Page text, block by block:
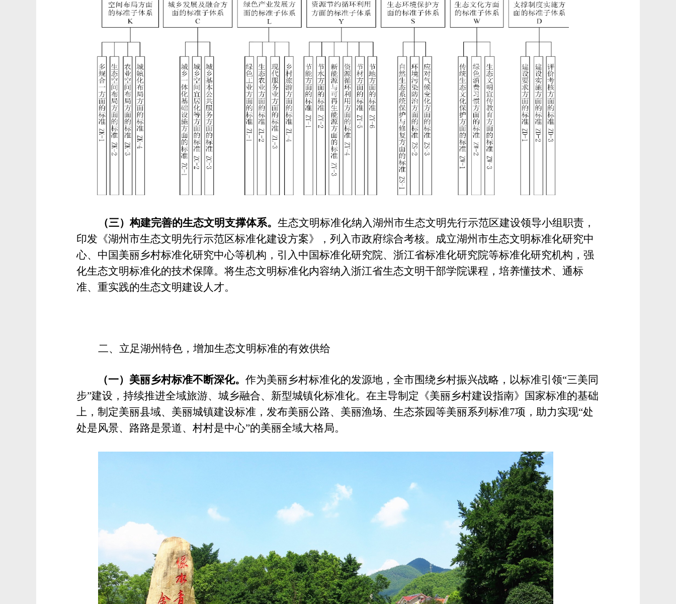
（三）构建完善的生态文明支撑体系。 生态文明标准化纳入湖州市生态文明先行示范区建设领导小组职责，
印发《湖州市生态文明先行示范区标准化建设方案》，列入市政府综合考核。成立湖州市生态文明标准化研究中
心、中国美丽乡村标准化研究中心等机构，引入中国标准化研究院、浙江省标准化研究院等标准化研究机构，强
化生态文明标准化的技术保障。将生态文明标准化内容纳入浙江省生态文明干部学院课程，培养懂技术、通标
准、重实践的生态文明建设人才。
二、立足湖州特色，增加生态文明标准的有效供给
（一）美丽乡村标准不断深化。 作为美丽乡村标准化的发源地，全市围绕乡村振兴战略，以标准引领“三美同
步”建设，持续推进全域旅游、城乡融合、新型城镇化标准化。在主导制定《美丽乡村建设指南》国家标准的基础
上，制定美丽县域、美丽城镇建设标准，发布美丽公路、美丽渔场、生态茶园等美丽系列标准7项，助力实现“处
处是风景、路路是景道、村村是中心”的美丽全域大格局。